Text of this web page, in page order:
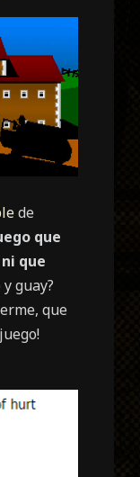
de
que
que
guay?
que